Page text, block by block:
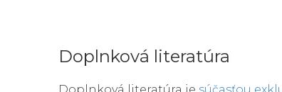
Doplnková literatúra